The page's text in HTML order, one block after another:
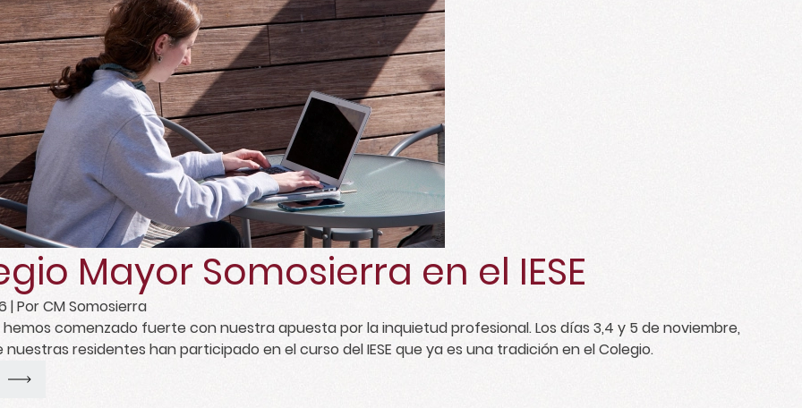
Mayor Somosierra en el IESE
| Por CM Somosierra
hemos comenzado fuerte con nuestra apuesta por la inquietud profesional. Los días 3,4 y 5 de noviembre,
nuestras residentes han participado en el curso del IESE que ya es una tradición en el Colegio.